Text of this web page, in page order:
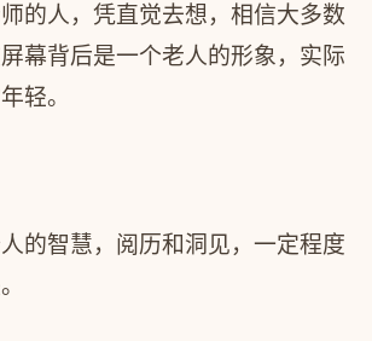
的人，凭直觉去想，相信大多数
幕背后是一个老人的形象，实际
轻。
的智慧，阅历和洞见，一定程度